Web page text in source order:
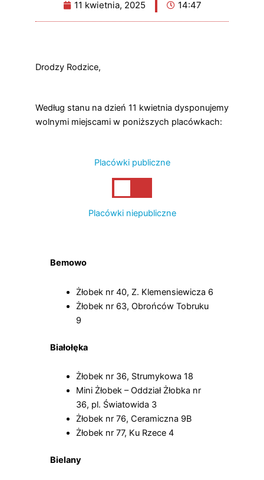
11 kwietnia, 2025 14:47
Drodzy Rodzice,
Według stanu na dzień 11 kwietnia dysponujemy
wolnymi miejscami w poniższych placówkach:
Placówki publiczne
Placówki niepubliczne
Bemowo
Żłobek nr 40, Z. Klemensiewicza 6
Żłobek nr 63, Obrońców Tobruku
9
Białołęka
Żłobek nr 36, Strumykowa 18
Mini Żłobek – Oddział Żłobka nr
36, pl. Światowida 3
Żłobek nr 76, Ceramiczna 9B
Żłobek nr 77, Ku Rzece 4
Bielany